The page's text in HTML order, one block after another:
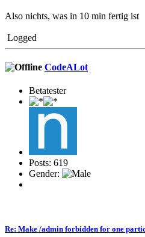
Also nichts, was in 10 min fertig ist
Logged
CodeALot
Betatester
Posts: 619
Gender:
Re: Make /admin forbidden for one